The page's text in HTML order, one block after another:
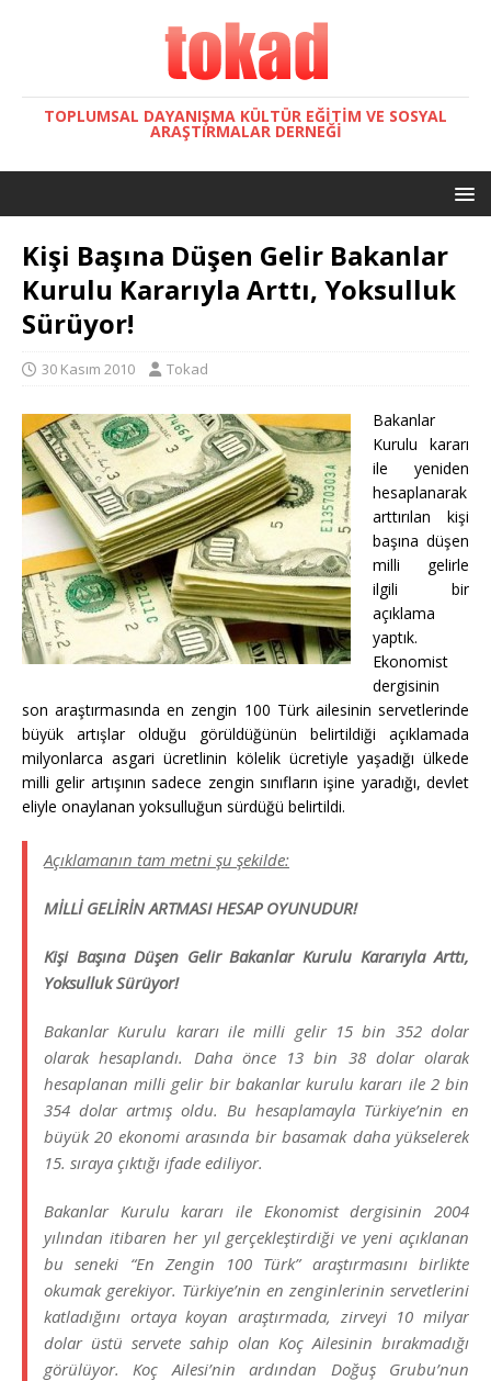
TOPLUMSAL DAYANIŞMA KÜLTÜR EĞITIM VE SOSYAL
ARAŞTIRMALAR DERNEĞI
Kişi Başına Düşen Gelir Bakanlar
Kurulu Kararıyla Arttı, Yoksulluk
Sürüyor!
30 Kasım 2010 Tokad
Bakanlar
Kurulu kararı
ile yeniden
hesaplanarak
arttırılan kişi
başına düşen
milli gelirle
ilgili bir
açıklama
yaptık.
Ekonomist
dergisinin
son araştırmasında en zengin 100 Türk ailesinin servetlerinde
büyük artışlar olduğu görüldüğünün belirtildiği açıklamada
milyonlarca asgari ücretlinin kölelik ücretiyle yaşadığı ülkede
milli gelir artışının sadece zengin sınıfların işine yaradığı, devlet
eliyle onaylanan yoksulluğun sürdüğü belirtildi.
Açıklamanın tam metni şu şekilde:
MİLLİ GELİRİN ARTMASI HESAP OYUNUDUR!
Kişi Başına Düşen Gelir Bakanlar Kurulu Kararıyla Arttı,
Yoksulluk Sürüyor!
Bakanlar Kurulu kararı ile milli gelir 15 bin 352 dolar
olarak hesaplandı. Daha önce 13 bin 38 dolar olarak
hesaplanan milli gelir bir bakanlar kurulu kararı ile 2 bin
354 dolar artmış oldu. Bu hesaplamayla Türkiye’nin en
büyük 20 ekonomi arasında bir basamak daha yükselerek
15. sıraya çıktığı ifade ediliyor.
Bakanlar Kurulu kararı ile Ekonomist dergisinin 2004
yılından itibaren her yıl gerçekleştirdiği ve yeni açıklanan
bu seneki “En Zengin 100 Türk” araştırmasını birlikte
okumak gerekiyor. Türkiye’nin en zenginlerinin servetlerini
katladığını ortaya koyan araştırmada, zirveyi 10 milyar
dolar üstü servete sahip olan Koç Ailesinin bırakmadığı
görülüyor. Koç Ailesi’nin ardından Doğuş Grubu’nun